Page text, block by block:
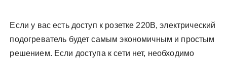
Если у вас есть доступ к розетке 220В, электрический
подогреватель будет самым экономичным и простым
решением. Если доступа к сети нет, необходимо